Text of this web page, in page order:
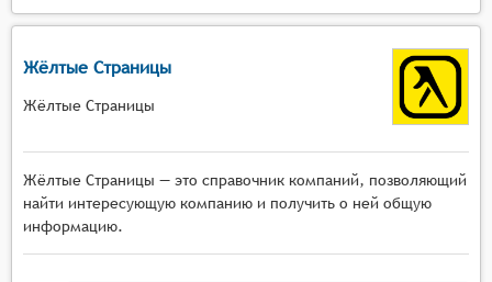
Жёлтые Страницы
Жёлтые Страницы
Жёлтые Страницы — это справочник компаний, позволяющий
найти интересующую компанию и получить о ней общую
информацию.